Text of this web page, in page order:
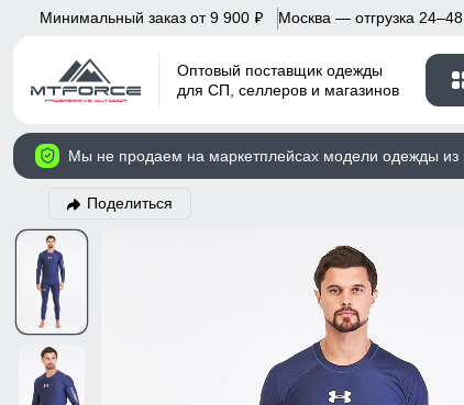
Минимальный заказ от 9 900 p Москва — отгрузка
Оптовый поставщик одежды
для СП, селлеров и магазинов
Мы не продаем на маркетплейсах модели одежды из
Поделиться